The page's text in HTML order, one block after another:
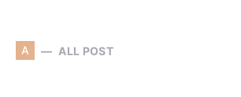
A ALL POST